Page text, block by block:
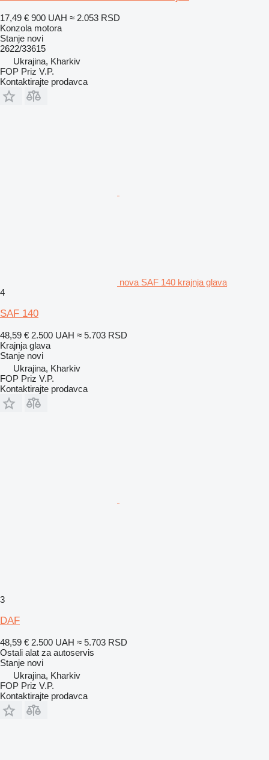
17,49 € 900 UAH ≈ 2.053 RSD
Konzola motora
Stanje novi
2622/33615
Ukrajina, Kharkiv
FOP Priz V.P.
Kontaktirajte prodavca
nova SAF 140 krajnja glava
4
SAF 140
48,59 € 2.500 UAH ≈ 5.703 RSD
Krajnja glava
Stanje novi
Ukrajina, Kharkiv
FOP Priz V.P.
Kontaktirajte prodavca
3
DAF
48,59 € 2.500 UAH ≈ 5.703 RSD
Ostali alat za autoservis
Stanje novi
Ukrajina, Kharkiv
FOP Priz V.P.
Kontaktirajte prodavca